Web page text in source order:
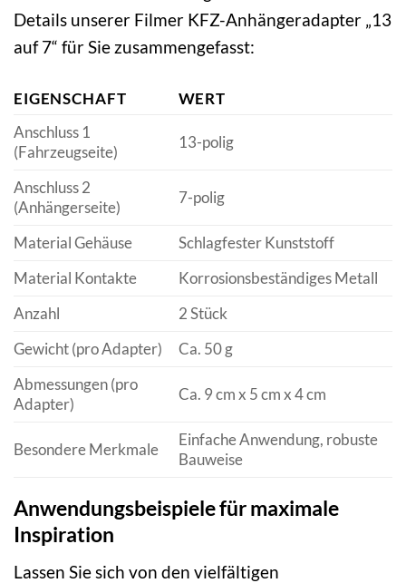
Details unserer Filmer KFZ-Anhängeradapter „13
auf 7“ für Sie zusammengefasst:
EIGENSCHAFT
WERT
Anschluss 1
(Fahrzeugseite)
13-polig
Anschluss 2
(Anhängerseite)
7-polig
Material Gehäuse
Schlagfester Kunststoff
Material Kontakte
Korrosionsbeständiges Metall
Anzahl
2 Stück
Gewicht (pro Adapter)
Ca. 50 g
Abmessungen (pro
Adapter)
Ca. 9 cm x 5 cm x 4 cm
Besondere Merkmale
Einfache Anwendung, robuste
Bauweise
Anwendungsbeispiele für maximale
Inspiration
Lassen Sie sich von den vielfältigen